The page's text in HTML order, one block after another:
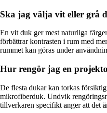
Ska jag välja vit eller grå
En vit duk ger mest naturliga
förbättrar kontrasten i rum med
rummet kan göras under
Hur rengör jag en
De flesta dukar kan torkas
mikrofiberduk. Undvik
tillverkaren specifikt anger att det